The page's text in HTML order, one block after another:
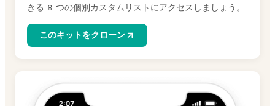
きる 8 つの個別カスタムリストにアクセスしましょう。
このキットをクローン